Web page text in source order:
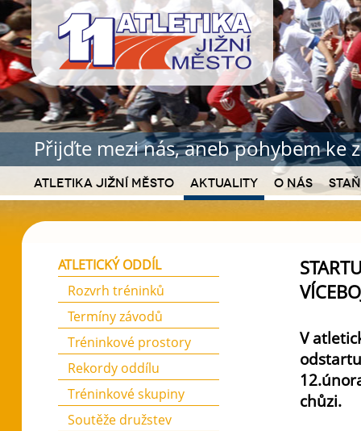
Přijďte mezi nás, aneb pohybem ke
Atletika Jižní Město Aktuality O nás
V
chůzi.
ATLETICKÝ ODDÍL
Rozvrh tréninků
Termíny závodů
Tréninkové prostory
Rekordy oddílu
Tréninkové skupiny
Soutěže družstev